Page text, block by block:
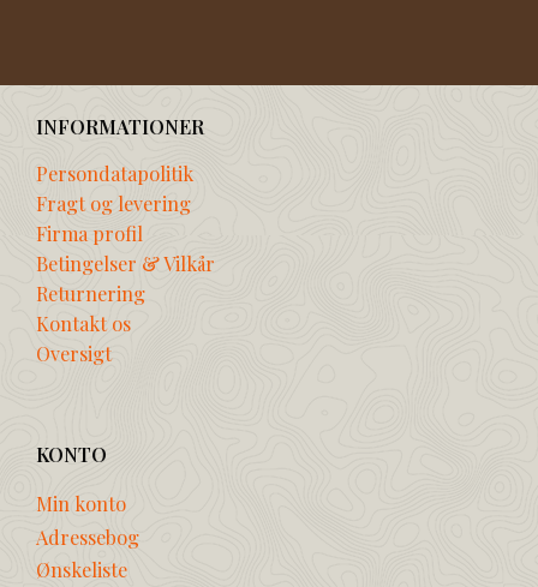
INFORMATIONER
Persondatapolitik
Fragt og levering
Firma profil
Betingelser & Vilkår
Returnering
Kontakt os
Oversigt
KONTO
Min konto
Adressebog
Ønskeliste